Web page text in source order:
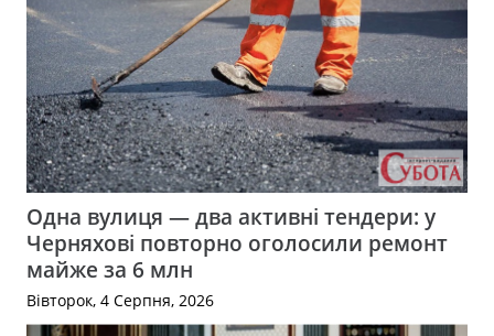
Одна вулиця — два активні тендери: у
Черняхові повторно оголосили ремонт
майже за 6 млн
Вівторок, 4 Серпня, 2026